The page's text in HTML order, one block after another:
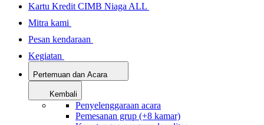
Kartu Kredit CIMB Niaga ALL
Mitra kami
Pesan kendaraan
Kegiatan
Pertemuan dan Acara
Kembali
Penyelenggaraan acara
Pemesanan grup (+8 kamar)